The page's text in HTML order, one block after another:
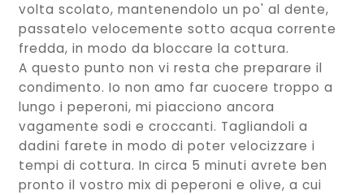
volta scolato, mantenendolo un po' al dente,
passatelo velocemente sotto acqua corrente
fredda, in modo da bloccare la cottura.
A questo punto non vi resta che preparare il
condimento. Io non amo far cuocere troppo a
lungo i peperoni, mi piacciono ancora
vagamente sodi e croccanti. Tagliandoli a
dadini farete in modo di poter velocizzare i
tempi di cottura. In circa 5 minuti avrete ben
pronto il vostro mix di peperoni e olive, a cui